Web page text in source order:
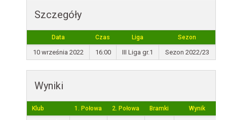
Szczegóły
Data Czas Liga Sezon
10 września 2022 16:00 III Liga gr.1 Sezon 2022/23
Wyniki
Klub 1. Połowa 2. Połowa Bramki Wynik